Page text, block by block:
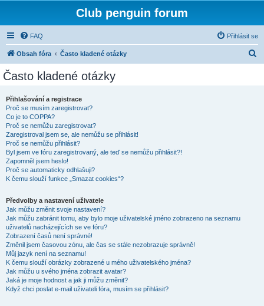
Club penguin forum
FAQ Přihlásit se
Obsah fóra Často kladené otázky
Často kladené otázky
Přihlašování a registrace
Proč se musím zaregistrovat?
Co je to COPPA?
Proč se nemůžu zaregistrovat?
Zaregistroval jsem se, ale nemůžu se přihlásit!
Proč se nemůžu přihlásit?
Byl jsem ve fóru zaregistrovaný, ale teď se nemůžu přihlásit?!
Zapomněl jsem heslo!
Proč se automaticky odhlašuji?
K čemu slouží funkce „Smazat cookies“?
Předvolby a nastavení uživatele
Jak můžu změnit svoje nastavení?
Jak můžu zabránit tomu, aby bylo moje uživatelské jméno zobrazeno na seznamu
uživatelů nacházejících se ve fóru?
Zobrazení časů není správné!
Změnil jsem časovou zónu, ale čas se stále nezobrazuje správně!
Můj jazyk není na seznamu!
K čemu slouží obrázky zobrazené u mého uživatelského jména?
Jak můžu u svého jména zobrazit avatar?
Jaká je moje hodnost a jak ji můžu změnit?
Když chci poslat e-mail uživateli fóra, musím se přihlásit?